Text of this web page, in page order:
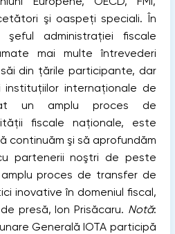
şi oaspeţi speciali.În
şeful administraţiei fiscale
mai multe întrevederi
din ţările participante, dar
internaţionale de
un amplu proces de
fiscale naţionale, este
continuăm şi să aprofundăm
partenerii noştri de peste
proces de transfer de
inovative în domeniul fiscal,
presă, Ion Prisăcaru. Notă:
Generală IOTA participă